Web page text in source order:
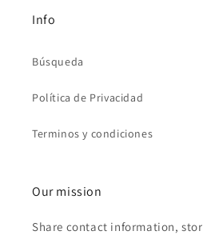
Info
Búsqueda
Política de Privacidad
Terminos y condiciones
Our mission
Share contact information,